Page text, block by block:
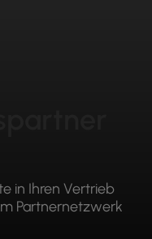
in Ihren Vertrieb
Partnernetzwerk